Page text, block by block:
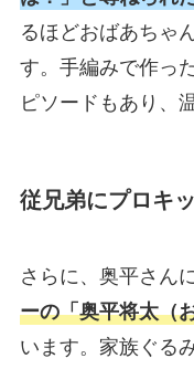
るほどおばあちゃ
す。手編みで作っ
ピソードもあり、
従兄弟にプロキ
さらに、奥平さん
ーの「奥平将太（
います。家族ぐる